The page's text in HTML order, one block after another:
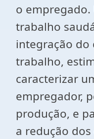
o
trabalho
integração do
trabalho,
caracterizar
empregador,
produção, e
a redução dos